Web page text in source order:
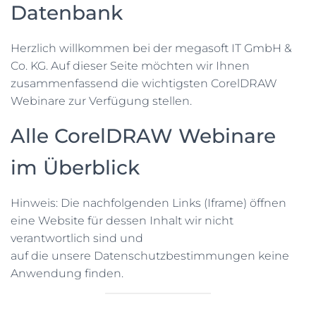
E
Datenbank
Herzlich willkommen bei der megasoft IT GmbH &
Co. KG. Auf dieser Seite möchten wir Ihnen
zusammenfassend die wichtigsten CorelDRAW
Webinare zur Verfügung stellen.
Alle CorelDRAW Webinare
im Überblick
Hinweis: Die nachfolgenden Links (Iframe) öffnen
eine Website für dessen Inhalt wir nicht
verantwortlich sind und
auf die unsere Datenschutzbestimmungen keine
Anwendung finden.